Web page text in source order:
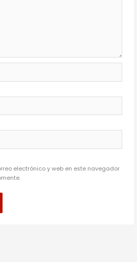
electrónico y web en este navegador